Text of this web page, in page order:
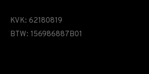
KVK: 62180819
BTW: 156986887B01